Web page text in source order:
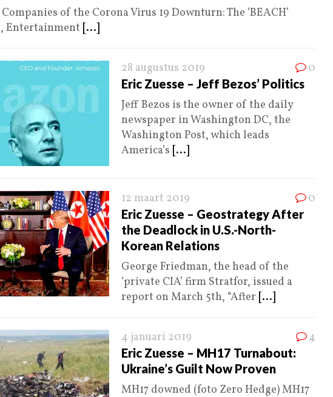
of the Corona Virus 19 Downturn: The ‘BEACH’
Entertainment [...]
28 augustus 2019 0
Eric Zuesse – Jeff Bezos’ Politics
Jeff Bezos is the owner of the daily
newspaper in Washington DC, the
Washington Post, which leads
America’s [...]
12 maart 2019 0
Eric Zuesse – Geostrategy After
the Deadlock in U.S.-North-
Korean Relations
George Friedman, the head of the
‘private CIA’ firm Stratfor, issued a
report on March 5th, “After [...]
4 januari 2019 4
Eric Zuesse – MH17 Turnabout:
Ukraine’s Guilt Now Proven
MH17 downed (foto Zero Hedge) MH17